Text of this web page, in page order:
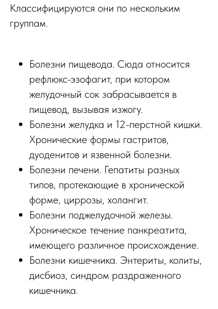
Классифицируются они по нескольким
группам.
Болезни пищевода. Сюда относится
рефлюкс-эзофагит, при котором
желудочный сок забрасывается в
пищевод, вызывая изжогу.
Болезни желудка и 12-перстной кишки.
Хронические формы гастритов,
дуоденитов и язвенной болезни.
Болезни печени. Гепатиты разных
типов, протекающие в хронической
форме, циррозы, холангит.
Болезни поджелудочной железы.
Хроническое течение панкреатита,
имеющего различное происхождение.
Болезни кишечника. Энтериты, колиты,
дисбиоз, синдром раздраженного
кишечника.